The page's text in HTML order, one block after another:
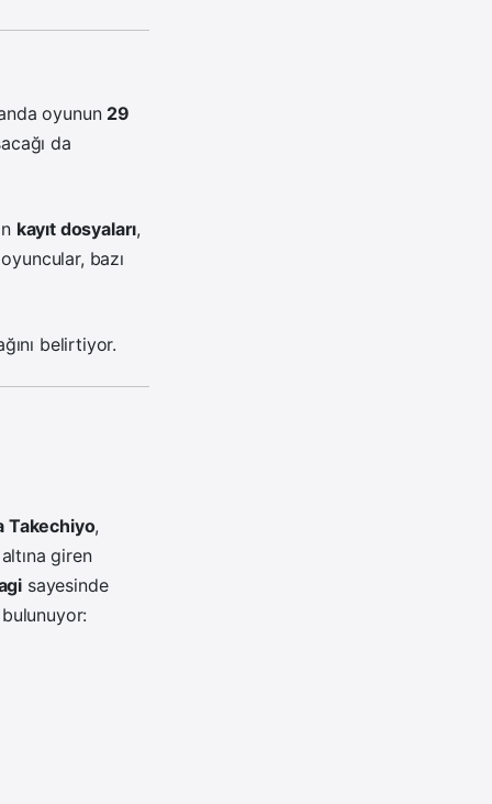
oyunun 29
da
kayıt dosyaları,
bazı
belirtiyor.
Takechiyo,
giren
sayesinde